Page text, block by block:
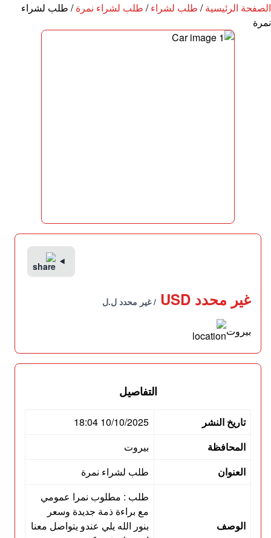
الصفحة الرئيسية/ طلب لشراء/ طلب لشراء نمرة/ طلب لشراء
نمرة
غير محدد USD / غير محدد ل.ل
بيروت
التفاصيل
تاريخ النشر
10/10/2025 18:04
المحافظة
بيروت
العنوان
طلب لشراء نمرة
الوصف
طلب : مطلوب نمرا عمومي
مع براءة ذمة جديدة وسعر
بنور الله يلي عندو يتواصل معنا